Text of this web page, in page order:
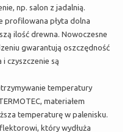
np. salon z jadalnią.
profilowana płyta dolna
ilość drewna. Nowoczesne
gwarantują oszczędność
i czyszczenie są
temperatury
materiałem
temperaturę w palenisku.
który wydłuża